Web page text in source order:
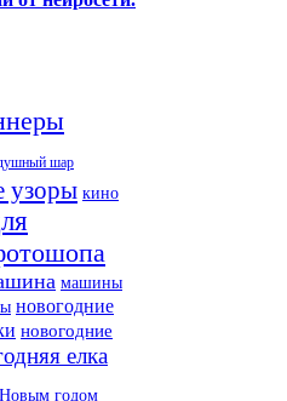
шар
узоры кино
машины
новогодние
новогодние
елка
годом